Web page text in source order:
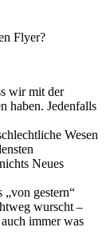
Flyer?
wir mit der
haben. Jedenfalls
Wesen
Neues
gestern“
wurscht –
immer was